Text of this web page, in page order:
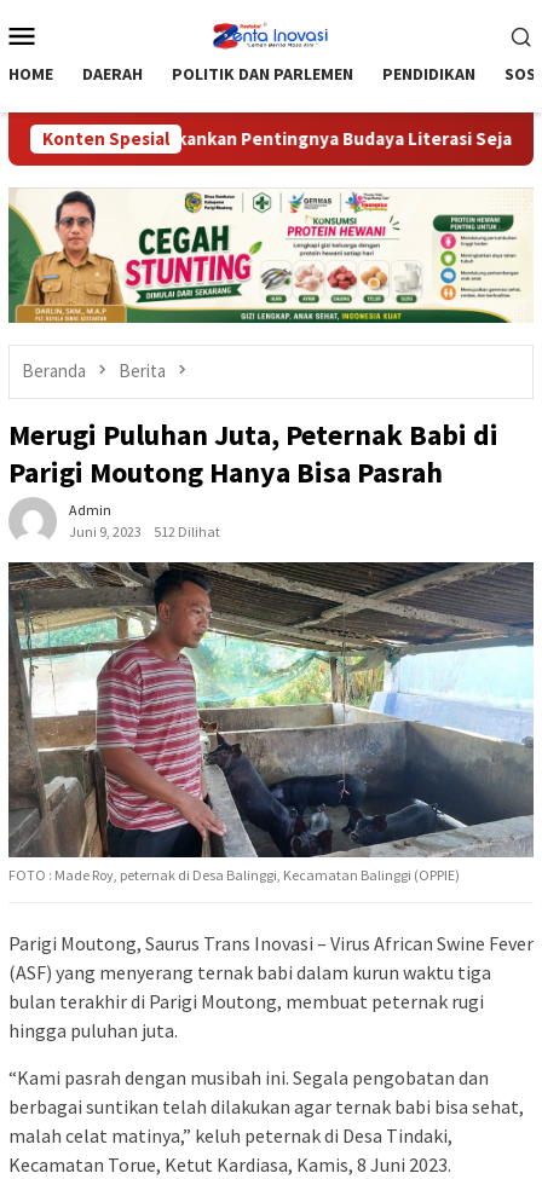
ke
Mobile
HOME DAERAH POLITIK DAN PARLEMEN PENDIDIKAN
Konten Spesial
Tekankan Pentingnya Budaya Literasi Sejak Dini
Beranda Berita
Merugi Puluhan Juta, Peternak Babi di
Parigi Moutong Hanya Bisa Pasrah
Admin
Juni 9, 2023
512 Dilihat
FOTO : Made Roy, peternak di Desa Balinggi, Kecamatan Balinggi (OPPIE)
Parigi Moutong, Saurus Trans Inovasi – Virus African Swine Fever
(ASF) yang menyerang ternak babi dalam kurun waktu tiga
bulan terakhir di Parigi Moutong, membuat peternak rugi
hingga puluhan juta.
“Kami pasrah dengan musibah ini. Segala pengobatan dan
berbagai suntikan telah dilakukan agar ternak babi bisa sehat,
malah celat matinya,” keluh peternak di Desa Tindaki,
Kecamatan Torue, Ketut Kardiasa, Kamis, 8 Juni 2023.